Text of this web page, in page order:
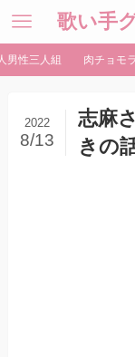
歌い手
男性三人組 肉チョモ
志麻
きの
2022
8/13